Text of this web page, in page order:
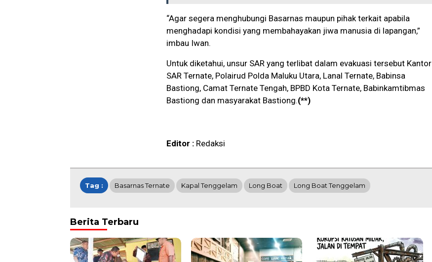
“Agar segera menghubungi Basarnas maupun pihak terkait apabila
menghadapi kondisi yang membahayakan jiwa manusia di lapangan,”
imbau Iwan.
Untuk diketahui, unsur SAR yang terlibat dalam evakuasi tersebut Kantor
SAR Ternate, Polairud Polda Maluku Utara, Lanal Ternate, Babinsa
Bastiong, Camat Ternate Tengah, BPBD Kota Ternate, Babinkamtibmas
Bastiong dan masyarakat Bastiong.(**)
Editor : Redaksi
Tag : Basarnas Ternate Kapal Tenggelam Long Boat Long Boat Tenggelam
Berita Terbaru